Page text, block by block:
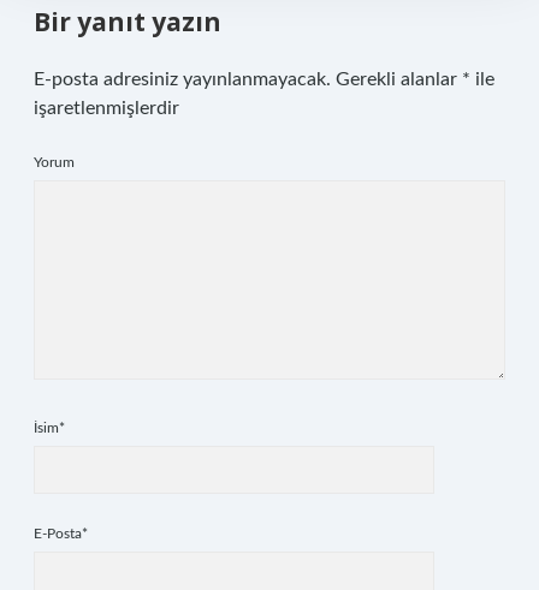
Bir yanıt yazın
E-posta adresiniz yayınlanmayacak. Gerekli alanlar * ile
işaretlenmişlerdir
Yorum
İsim*
E-Posta*